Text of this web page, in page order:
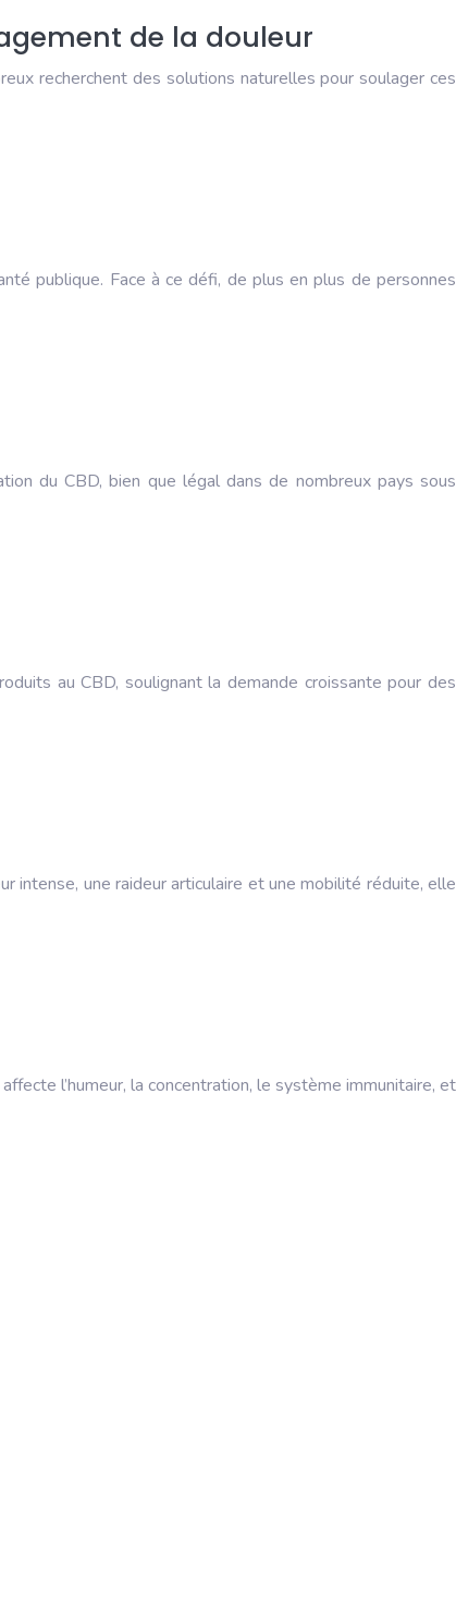
de la douleur
recherchent des solutions naturelles pour soulager ces
publique. Face à ce défi, de plus en plus de personnes
du CBD, bien que légal dans de nombreux pays sous
au CBD, soulignant la demande croissante pour des
intense, une raideur articulaire et une mobilité réduite, elle
l’humeur, la concentration, le système immunitaire, et